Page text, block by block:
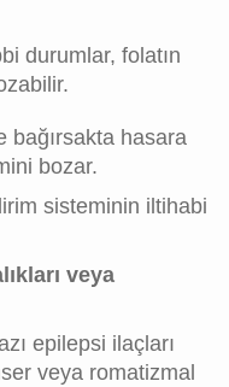
durumlar, folatın
bağırsakta hasara
bozar.
sisteminin iltihabi
veya
epilepsi ilaçları
veya romatizmal